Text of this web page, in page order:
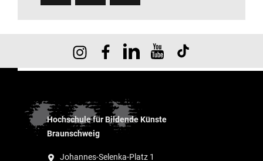
Hochschule für Bildende Künste
Braunschweig
Johannes-Selenka-Platz 1